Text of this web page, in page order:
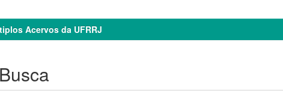
Acervos da UFRRJ